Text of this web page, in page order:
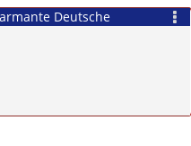
Deutsche